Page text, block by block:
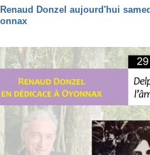
Renaud Donzel aujourd'hui